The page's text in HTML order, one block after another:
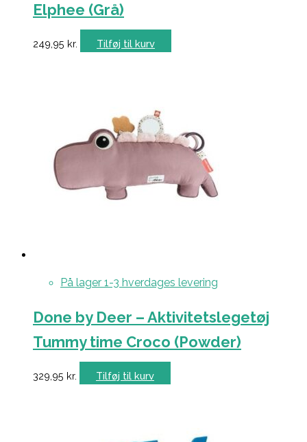
Elphee (Grå)
249,95 kr. Tilføj til kurv
På lager 1-3 hverdages levering
Done by Deer – Aktivitetslegetøj
Tummy time Croco (Powder)
329,95 kr. Tilføj til kurv